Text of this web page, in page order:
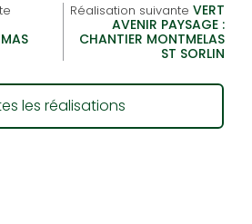
Réalisation suivante VERT
AVENIR PAYSAGE :
CHANTIER MONTMELAS
ST SORLIN
les réalisations